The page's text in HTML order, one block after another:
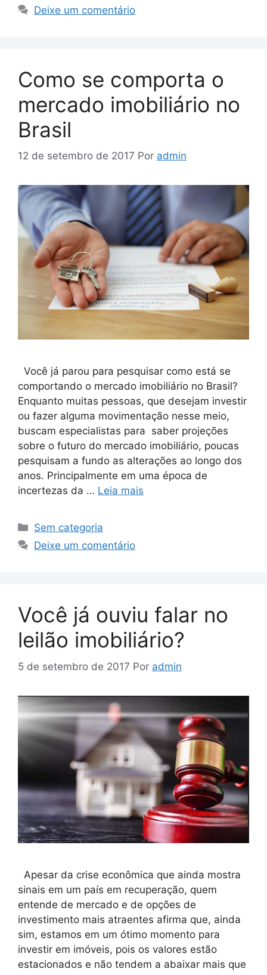
Deixe um comentário
Como se comporta o
mercado imobiliário no
Brasil
12 de setembro de 2017 Por admin
Você já parou para pesquisar como está se
comportando o mercado imobiliário no Brasil?
Enquanto muitas pessoas, que desejam investir
ou fazer alguma movimentação nesse meio,
buscam especialistas para saber projeções
sobre o futuro do mercado imobiliário, poucas
pesquisam a fundo as alterações ao longo dos
anos. Principalmente em uma época de
incertezas da … Leia mais
Sem categoria
Deixe um comentário
Você já ouviu falar no
leilão imobiliário?
5 de setembro de 2017 Por admin
Apesar da crise econômica que ainda mostra
sinais em um país em recuperação, quem
entende de mercado e de opções de
investimento mais atraentes afirma que, ainda
sim, estamos em um ótimo momento para
investir em imóveis, pois os valores estão
estacionados e não tendem a abaixar mais que